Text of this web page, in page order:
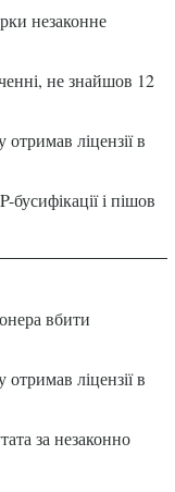
незаконне
не знайшов 12
ліцензії в
і пішов
вбити
ліцензії в
за незаконно